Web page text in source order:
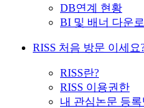
DB연계 현황
BI 및 배너 다운
RISS 처음 방문 이세요
RISS란?
RISS 이용권한
내 관심논문 등록